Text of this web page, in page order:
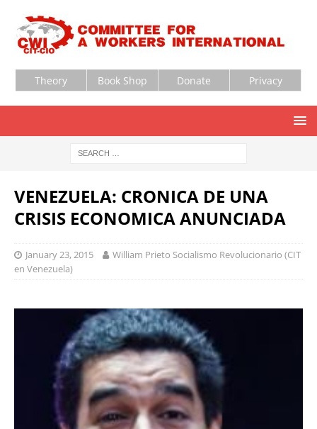
Theory Book Shop Donate Privacy
VENEZUELA: CRONICA DE UNA
CRISIS ECONOMICA ANUNCIADA
January 23, 2015
William Prieto Socialismo Revolucionario (CIT
en Venezuela)